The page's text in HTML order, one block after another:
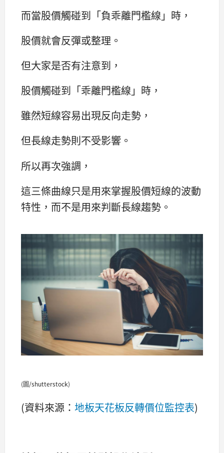
而當股價觸碰到「負乖離門檻線」時，
股價就會反彈或整理。
但大家是否有注意到，
股價觸碰到「乖離門檻線」時，
雖然短線容易出現反向走勢，
但長線走勢則不受影響。
所以再次強調，
這三條曲線只是用來掌握股價短線的波動
特性，而不是用來判斷長線趨勢。
(圖/shutterstock)
(資料來源： 地板天花板反轉價位監控表)